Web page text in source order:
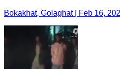
Bokakhat, Golaghat | Feb 16,